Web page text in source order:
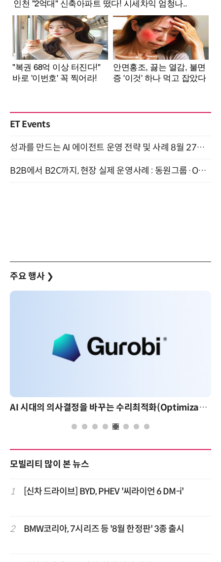
ET Events
성과를 만드는 AI 에이전트 운영 전략 및 사례 8월 27일 개최
B2B에서 B2C까지, 현장 실제 운영사례 : 동원그룹·OCI·다이닝브랜즈그룹·당근 (8/27)
주요 행사 ❯
AI 핀옵스 실전 세미나: 폭증하는 AI 토큰 비용 관리 전략
모빌리티 많이 본 뉴스
1 [신차 드라이브] BYD, PHEV '씨라이언 6 DM-i'
2 BMW코리아, 7시리즈 등 '8월 한정판' 3종 출시